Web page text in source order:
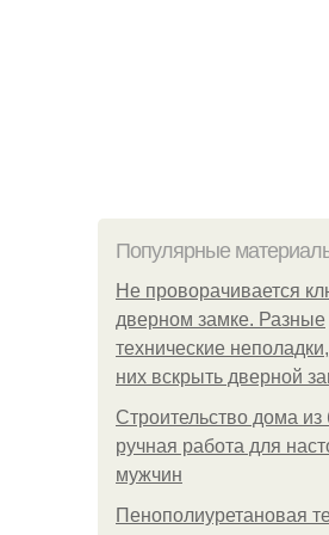
Популярные
Не проворачивается
дверном замке. Разные
технические
них вскрыть дверной
Строительство дома из
ручная работа для
мужчин
Пенополиуретановая